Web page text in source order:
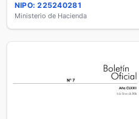
NIPO: 225240281
Ministerio de Hacienda